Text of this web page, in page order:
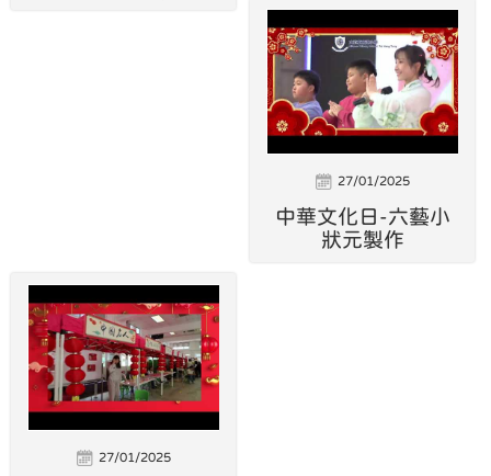
27/01/2025
中華文化日-六藝小
狀元製作
27/01/2025